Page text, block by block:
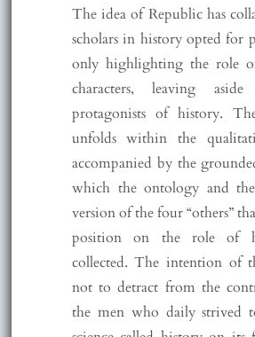
The idea of Republic has
scholars in history opted for
only highlighting the role
characters, leaving
protagonists of history.
unfolds within the
accompanied by the
which the ontology and the
version of the four “others”
position on the role of
collected. The intention of
not to detract from the
the men who daily strived